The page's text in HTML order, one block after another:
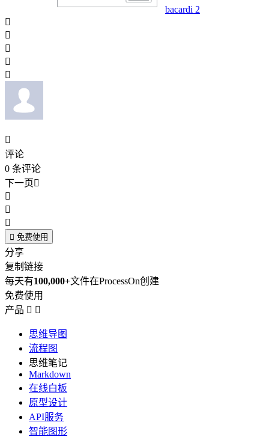
bacardi 2






评论
0 条评论
下一页



 免费使用
分享
复制链接
每天有100,000+文件在ProcessOn创建
免费使用
产品  
思维导图
流程图
思维笔记
Markdown
在线白板
原型设计
API服务
智能图形